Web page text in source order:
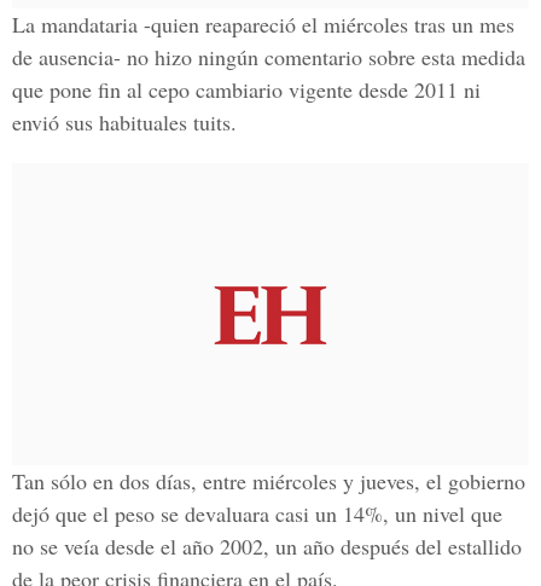
La mandataria -quien reapareció el miércoles tras un mes
de ausencia- no hizo ningún comentario sobre esta medida
que pone fin al cepo cambiario vigente desde 2011 ni
envió sus habituales tuits.
Tan sólo en dos días, entre miércoles y jueves, el gobierno
dejó que el peso se devaluara casi un 14%, un nivel que
no se veía desde el año 2002, un año después del estallido
de la peor crisis financiera en el país.